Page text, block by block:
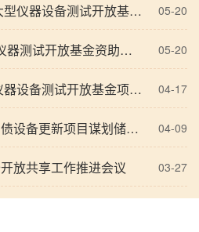
05-20
试开放基金资助项目评审结果公示
05-20
金资助项目结题评审结果公示
04-17
基金项目学院评审推荐工作的通知
04-09
项目谋划储备和申报工作会议
03-27
放共享工作推进会议